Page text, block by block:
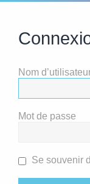
Nom
Mot de passe
Se souvenir